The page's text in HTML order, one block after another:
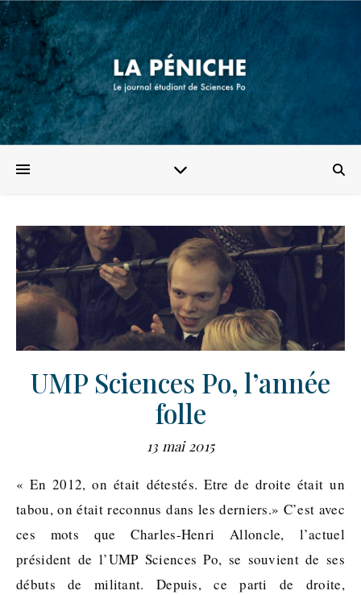
UMP Sciences Po, l’année
folle
13 mai 2015
« En 2012, on était détestés. Etre de droite était un
tabou, on était reconnus dans les derniers.» C’est avec
ces mots que Charles-Henri Alloncle, l’actuel
président de l’UMP Sciences Po, se souvient de ses
débuts de militant. Depuis, ce parti de droite,